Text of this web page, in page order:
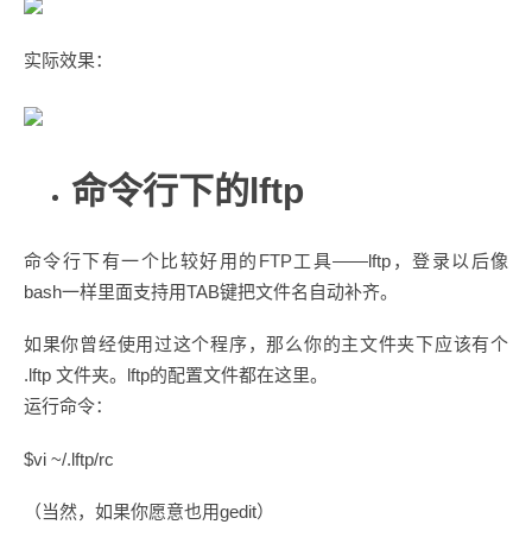
实际效果：
命令行下的lftp
命令行下有一个比较好用的FTP工具——lftp，登录以后像
bash一样里面支持用TAB键把文件名自动补齐。
如果你曾经使用过这个程序，那么你的主文件夹下应该有个
.lftp 文件夹。lftp的配置文件都在这里。
运行命令：
$vi ~/.lftp/rc
（当然，如果你愿意也用gedit）